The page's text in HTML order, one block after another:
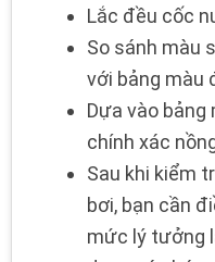
Lắc đều cốc
So sánh màu
với bảng màu
Dựa vào bảng
chính xác
Sau khi kiểm
bơi, bạn cần
mức lý tưởng